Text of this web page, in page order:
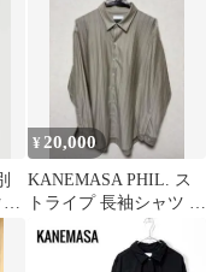
ト
¥ 20,000
KANEMASA PHIL. ス
トライプ 長袖シャツ ベ
ージュ S